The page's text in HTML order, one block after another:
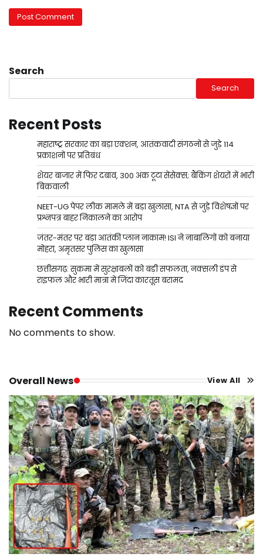
Search
Search
Recent Posts
महाराष्ट्र सरकार का बड़ा एक्शन, आतंकवादी संगठनों से जुड़े 114
प्रकाशनों पर प्रतिबंध
शेयर बाजार में फिर दबाव, 300 अंक टूटा सेंसेक्स; बैंकिंग शेयरों में भारी
बिकवाली
NEET-UG पेपर लीक मामले में बड़ा खुलासा, NTA से जुड़े विशेषज्ञों पर
प्रश्नपत्र बाहर निकालने का आरोप
जंतर-मंतर पर बड़ा आतंकी प्लान नाकाम! ISI ने नाबालिगों को बनाया
मोहरा, अमृतसर पुलिस का खुलासा
छत्तीसगढ़: सुकमा में सुरक्षाबलों को बड़ी सफलता, नक्सली डंप से
राइफल और भारी मात्रा में जिंदा कारतूस बरामद
Recent Comments
No comments to show.
Overall News View All